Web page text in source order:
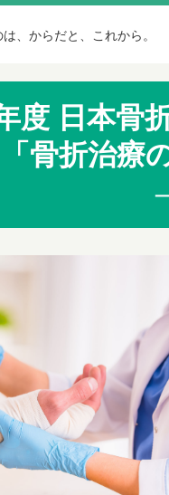
、からだと、これから。
度 日本骨
「骨折治療